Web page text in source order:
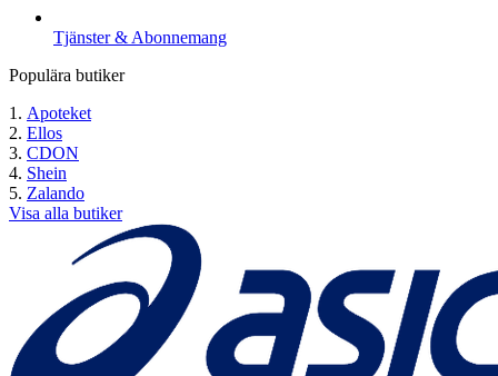
Tjänster & Abonnemang
Populära butiker
Apoteket
Ellos
CDON
Shein
Zalando
Visa alla butiker